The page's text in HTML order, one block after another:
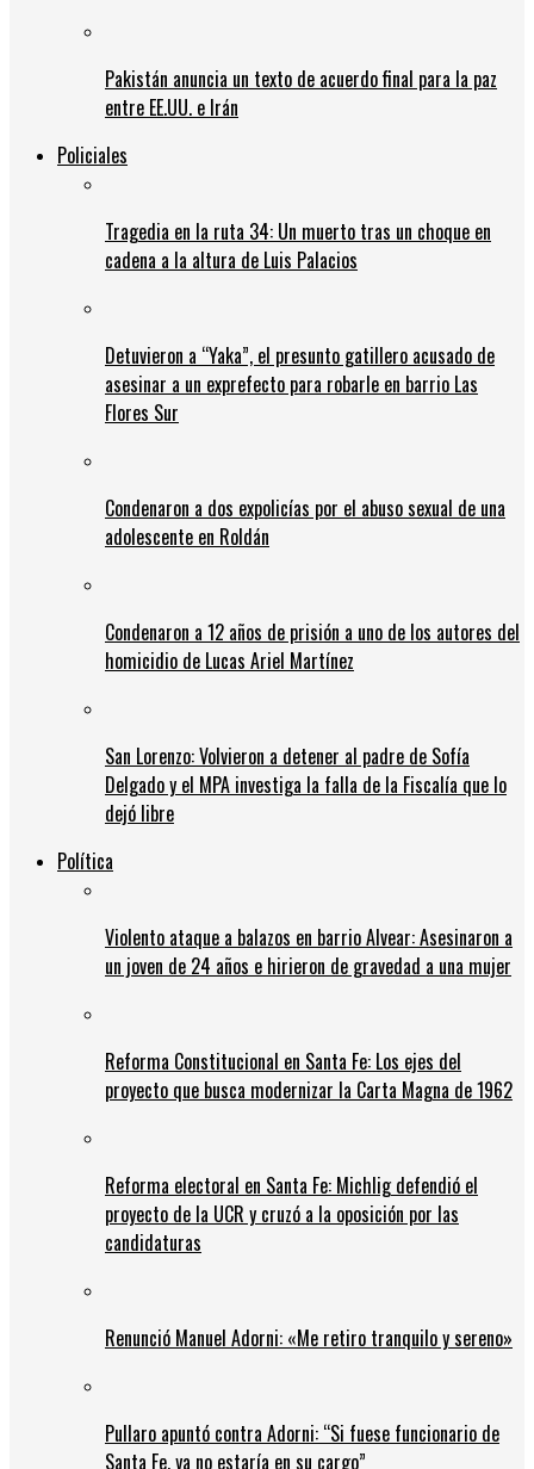
Pakistán anuncia un texto de acuerdo final para la paz
entre EE.UU. e Irán
Policiales
Tragedia en la ruta 34: Un muerto tras un choque en
cadena a la altura de Luis Palacios
Detuvieron a “Yaka”, el presunto gatillero acusado de
asesinar a un exprefecto para robarle en barrio Las
Flores Sur
Condenaron a dos expolicías por el abuso sexual de una
adolescente en Roldán
Condenaron a 12 años de prisión a uno de los autores del
homicidio de Lucas Ariel Martínez
San Lorenzo: Volvieron a detener al padre de Sofía
Delgado y el MPA investiga la falla de la Fiscalía que lo
dejó libre
Política
Violento ataque a balazos en barrio Alvear: Asesinaron a
un joven de 24 años e hirieron de gravedad a una mujer
Reforma Constitucional en Santa Fe: Los ejes del
proyecto que busca modernizar la Carta Magna de 1962
Reforma electoral en Santa Fe: Michlig defendió el
proyecto de la UCR y cruzó a la oposición por las
candidaturas
Renunció Manuel Adorni: «Me retiro tranquilo y sereno»
Pullaro apuntó contra Adorni: “Si fuese funcionario de
Santa Fe, ya no estaría en su cargo”